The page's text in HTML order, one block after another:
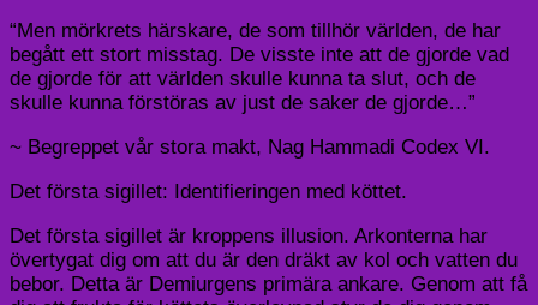
“Men mörkrets härskare, de som tillhör världen, de har
begått ett stort misstag. De visste inte att de gjorde vad
de gjorde för att världen skulle kunna ta slut, och de
skulle kunna förstöras av just de saker de gjorde…”
~ Begreppet vår stora makt, Nag Hammadi Codex VI.
Det första sigillet: Identifieringen med köttet.
Det första sigillet är kroppens illusion. Arkonterna har
övertygat dig om att du är den dräkt av kol och vatten du
bebor. Detta är Demiurgens primära ankare. Genom att få